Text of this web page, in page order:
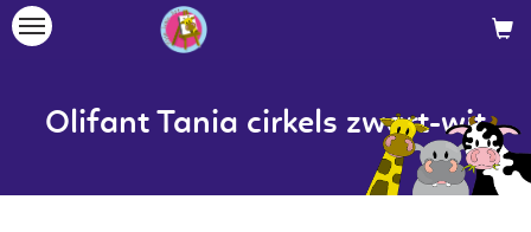
Toggle
Olifant Tania cirkels zwart-wit